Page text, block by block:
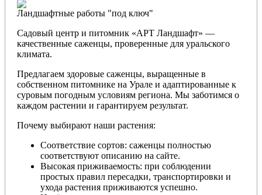
Ландшафтные работы "под ключ"
Садовый центр и питомник «АРТ Ландшафт» —
качественные саженцы, проверенные для уральского
климата.
Предлагаем здоровые саженцы, выращенные в
собственном питомнике на Урале и адаптированные к
суровым погодным условиям региона. Мы заботимся о
каждом растении и гарантируем результат.
Почему выбирают наши растения:
Соответствие сортов: саженцы полностью
соответствуют описанию на сайте.
Высокая приживаемость: при соблюдении
простых правил пересадки, транспортировки и
ухода растения приживаются успешно.